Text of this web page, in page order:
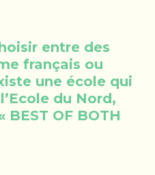
entre des
français ou
une école qui
du Nord,
OF BOTH